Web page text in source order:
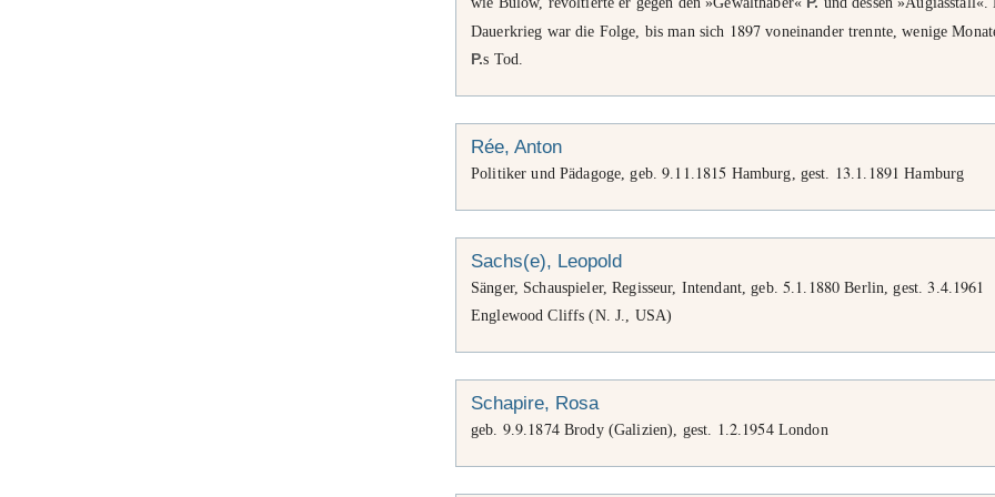
Dauerkrieg war die Folge, bis man sich 1897 voneinander trennte, wenige
P.s Tod.
Rée, Anton
Politiker und Pädagoge, geb.9 11 1815 Hamburg, gest. 13 1 1891 Hamburg
Sachs(e), Leopold
Sänger, Schauspieler, Regisseur, Intendant, geb. 5 1 1880 Berlin, gest. 3 4. 1961
Englewood Cliffs (N. J., USA)
Schapire, Rosa
geb. 9.9 1874Brody (Galizien), gest. 1 2. 1954London